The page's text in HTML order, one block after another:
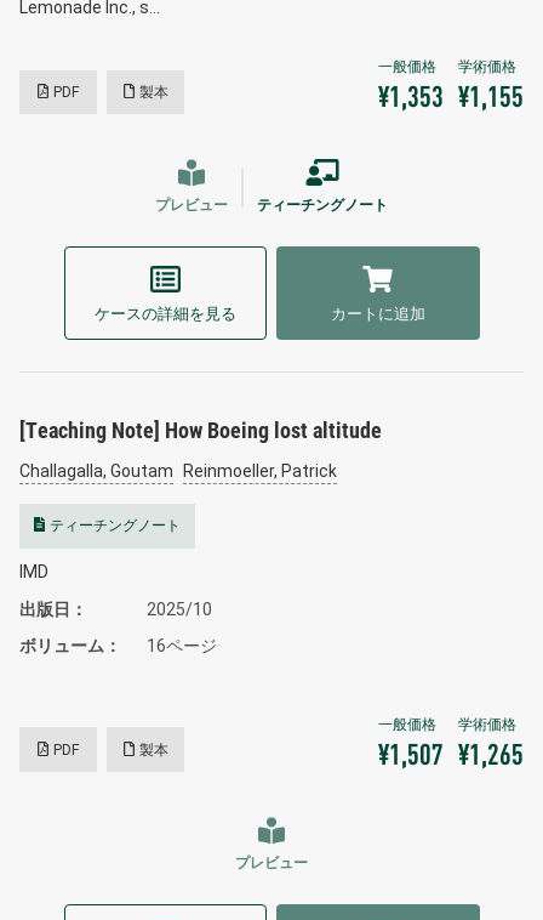
Lemonade Inc., s…
PDF 製本 ¥1,353 ¥1,155
プレビュー ティーチングノート
ケースの詳細を見る カートに追加
[Teaching Note] How Boeing lost altitude
Challagalla, Goutam Reinmoeller, Patrick
ティーチングノート
IMD
出版日
2025/10
ボリューム
16ページ
PDF 製本 ¥1,507 ¥1,265
プレビュー